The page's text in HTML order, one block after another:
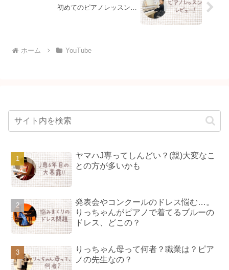
初めてのピアノレッスン…
ホーム YouTube
ヤマハJ専ってしんどい？(親)大変なこ
との方が多いかも
発表会やコンクールのドレス悩む…。
りっちゃんがピアノで着てるブルーの
ドレス、どこの？
りっちゃん母って何者？職業は？ピア
ノの先生なの？